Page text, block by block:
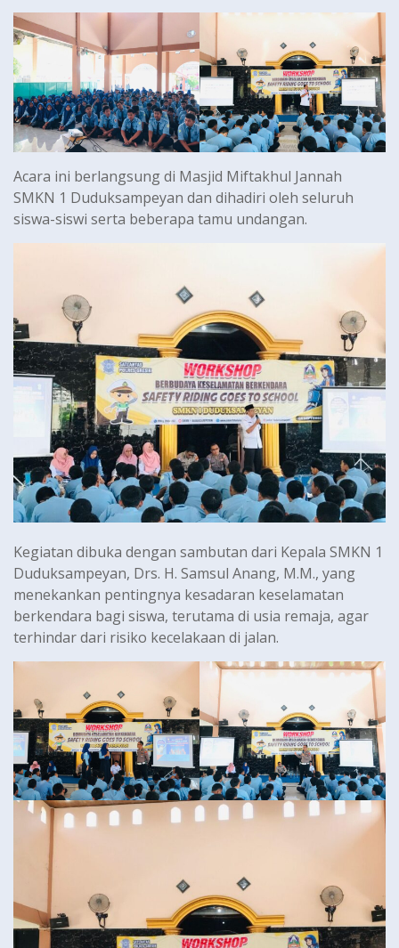
Acara ini berlangsung di Masjid Miftakhul Jannah
SMKN 1 Duduksampeyan dan dihadiri oleh seluruh
siswa-siswi serta beberapa tamu undangan.
Kegiatan dibuka dengan sambutan dari Kepala SMKN 1
Duduksampeyan, Drs. H. Samsul Anang, M.M., yang
menekankan pentingnya kesadaran keselamatan
berkendara bagi siswa, terutama di usia remaja, agar
terhindar dari risiko kecelakaan di jalan.